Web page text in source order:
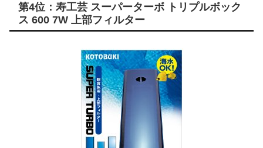
第4位：寿工芸 スーパーターボ トリプルボック
ス 600 7W 上部フィルター